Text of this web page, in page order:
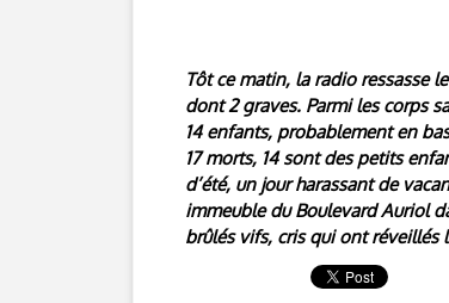
Tôt ce matin, la radio ressasse
dont 2 graves. Parmi les corps
14 enfants, probablement en
17 morts, 14 sont des petits
d’été, un jour harassant de
immeuble du Boulevard Auriol
brûlés vifs, cris qui ont réveillés